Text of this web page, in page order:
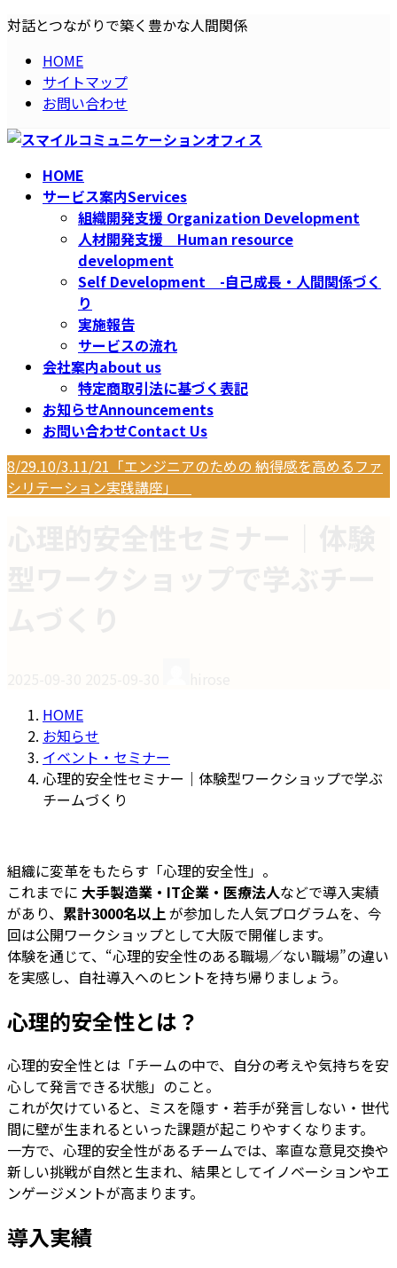
コ
へ
ナ
ョ
対話とつながりで築く豊かな人間関係
HOME
サイトマップ
お問い合わせ
HOME
サービス案内Services
組織開発支援 Organization Development
人材開発支援 Human resource
development
Self Development -自己成長・人間関係づく
り
実施報告
サービスの流れ
会社案内about us
特定商取引法に基づく表記
お知らせAnnouncements
お問い合わせContact Us
8/29.10/3.11/21「エンジニアのための 納得感を高めるファ
シリテーション実践講座」
新
日
時
:
HOME
お知らせ
イベント・セミナー
心理的安全性セミナー｜体験型ワークショップで学ぶ
チームづくり
組織に変革をもたらす「心理的安全性」。
これまでに 大手製造業・IT企業・医療法人などで導入実績
があり、 累計3000名以上が参加した人気プログラムを、今
回は公開ワークショップとして大阪で開催します。
体験を通じて、“心理的安全性のある職場／ない職場”の違い
を実感し、自社導入へのヒントを持ち帰りましょう。
心理的安全性とは？
心理的安全性とは「チームの中で、自分の考えや気持ちを安
心して発言できる状態」のこと。
これが欠けていると、ミスを隠す・若手が発言しない・世代
間に壁が生まれるといった課題が起こりやすくなります。
一方で、心理的安全性があるチームでは、率直な意見交換や
新しい挑戦が自然と生まれ、結果としてイノベーションやエ
ンゲージメントが高まります。
導入実績